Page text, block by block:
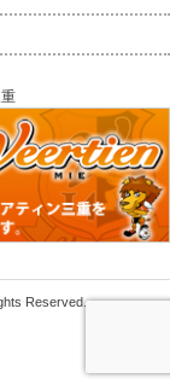
Reserved.